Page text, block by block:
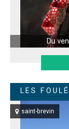
Du
LES
saint-brevin